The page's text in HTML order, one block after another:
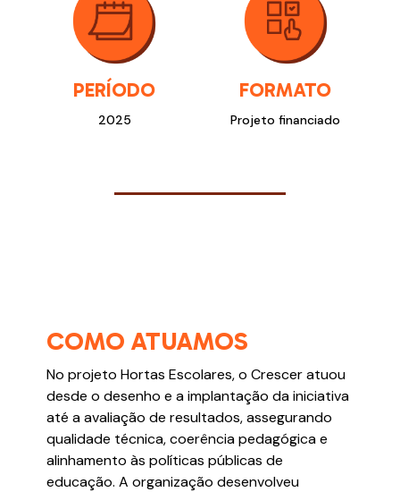
PERÍODO
2025
FORMATO
Projeto financiado
COMO ATUAMOS
No projeto Hortas Escolares, o Crescer atuou
desde o desenho e a implantação da iniciativa
até a avaliação de resultados, assegurando
qualidade técnica, coerência pedagógica e
alinhamento às políticas públicas de
educação. A organização desenvolveu